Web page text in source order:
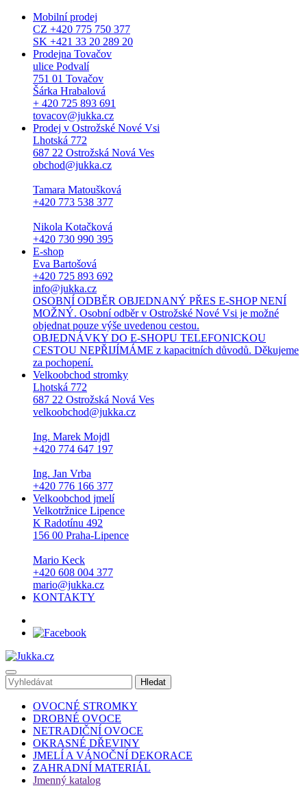
Mobilní prodej
CZ +420 775 750 377
SK +421 33 20 289 20
Prodejna Tovačov
ulice Podvalí
751 01 Tovačov
Šárka Hrabalová
+ 420 725 893 691
tovacov@jukka.cz
Prodej v Ostrožské Nové Vsi
Lhotská 772
687 22 Ostrožská Nová Ves
obchod@jukka.cz
Tamara Matoušková
+420 773 538 377
Nikola Kotačková
+420 730 990 395
E-shop
Eva Bartošová
+420 725 893 692
info@jukka.cz
OSOBNÍ ODBĚR OBJEDNANÝ PŘES E-SHOP NENÍ
MOŽNÝ. Osobní odběr v Ostrožské Nové Vsi je možné
objednat pouze výše uvedenou cestou.
OBJEDNÁVKY DO E-SHOPU TELEFONICKOU
CESTOU NEPŘIJÍMÁME z kapacitních důvodů. Děkujeme
za pochopení.
Velkoobchod stromky
Lhotská 772
687 22 Ostrožská Nová Ves
velkoobchod@jukka.cz
Ing. Marek Mojdl
+420 774 647 197
Ing. Jan Vrba
+420 776 166 377
Velkoobchod jmelí
Velkotržnice Lipence
K Radotínu 492
156 00 Praha-Lipence
Mario Keck
+420 608 004 377
mario@jukka.cz
KONTAKTY
OVOCNÉ STROMKY
DROBNÉ OVOCE
NETRADIČNÍ OVOCE
OKRASNÉ DŘEVINY
JMELÍ A VÁNOČNÍ DEKORACE
ZAHRADNÍ MATERIÁL
Jmenný katalog